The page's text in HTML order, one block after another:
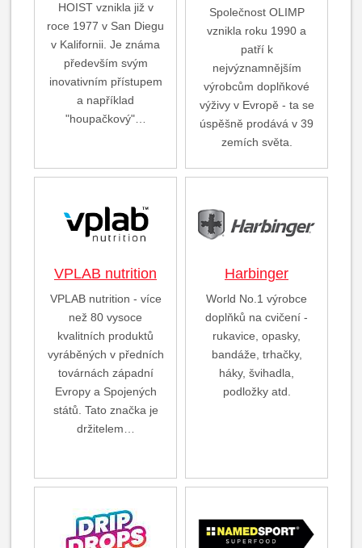
HOIST vznikla již v
roce 1977 v San Diegu
v Kalifornii. Je známa
především svým
inovativním přístupem
a například
"houpačkový"…
Společnost OLIMP
vznikla roku 1990 a
patří k
nejvýznamnějším
výrobcům doplňkové
výživy v Evropě - ta se
úspěšně prodává v 39
zemích světa.
VPLAB nutrition
VPLAB nutrition - více
než 80 vysoce
kvalitních produktů
vyráběných v předních
továrnách západní
Evropy a Spojených
států. Tato značka je
držitelem…
Harbinger
World No.1 výrobce
doplňků na cvičení -
rukavice, opasky,
bandáže, trhačky,
háky, švihadla,
podložky atd.